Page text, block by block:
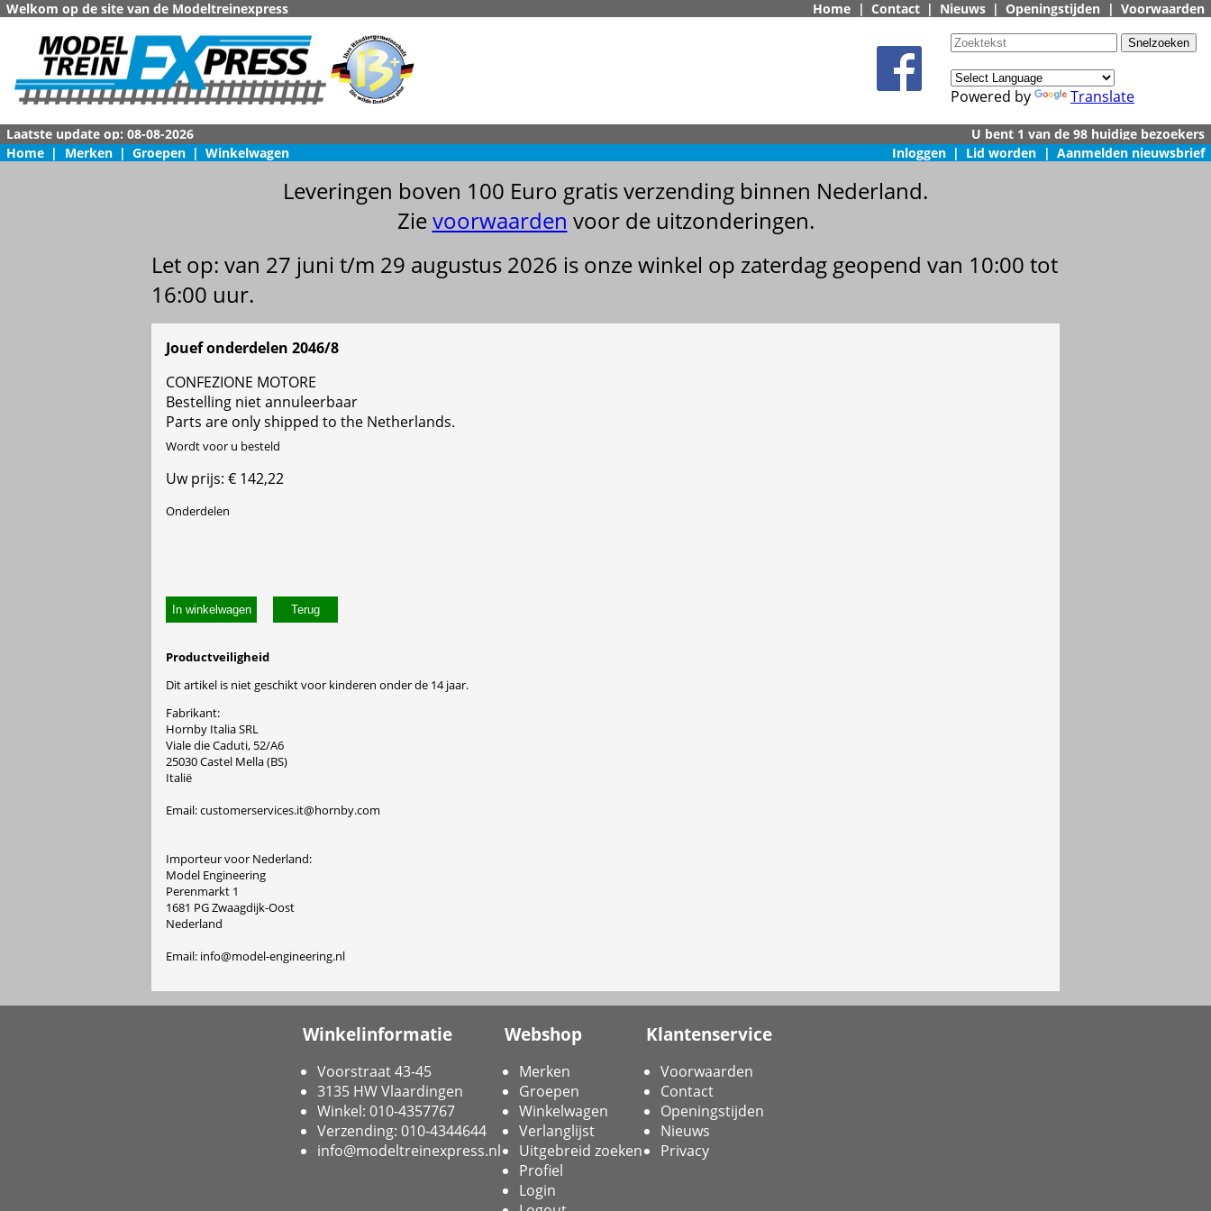
Welkom op de site van de Modeltreinexpress Home | Contact | Nieuws | Openingstijden | Voorwaarden
Powered by Translate
Home | Merken | Groepen | Winkelwagen Inloggen | Lid worden | Aanmelden nieuwsbrief
Leveringen boven 100 Euro gratis verzending binnen Nederland.
Zievoorwaarden voor de uitzonderingen.
Let op: van 27 juni t/m 29 augustus 2026 is onze winkel op zaterdag geopend van 10:00 tot
16:00 uur.
Jouef onderdelen 2046/8
CONFEZIONE MOTORE
Bestelling niet annuleerbaar
Parts are only shipped to the Netherlands.
Wordt voor u besteld
Uw prijs: € 142,22
Onderdelen
In winkelwagen
Productveiligheid
Dit artikel is niet geschikt voor kinderen onder de 14 jaar.
Fabrikant:
Hornby Italia SRL
Viale die Caduti, 52/A6
25030 Castel Mella (BS)
Italië
Email: customerservices.it@hornby.com
Importeur voor Nederland:
Model Engineering
Perenmarkt 1
1681 PG Zwaagdijk-Oost
Nederland
Email: info@model-engineering.nl
Winkelinformatie
Voorstraat 43-45
3135 HW Vlaardingen
Winkel: 010-4357767
Verzending: 010-4344644
info@modeltreinexpress.nl
Webshop
Merken
Groepen
Winkelwagen
Verlanglijst
Uitgebreid zoeken
Profiel
Login
Klantenservice
Voorwaarden
Contact
Openingstijden
Nieuws
Privacy